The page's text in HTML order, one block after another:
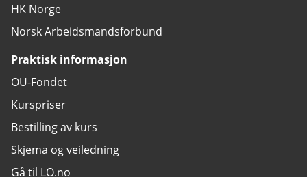
HK Norge
Norsk Arbeidsmandsforbund
Praktisk informasjon
OU-Fondet
Kurspriser
Bestilling av kurs
Skjema og veiledning
Gå til LO.no